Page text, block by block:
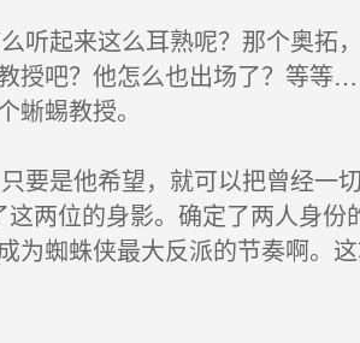
听起来这么耳熟呢？那个奥拓
授吧？他怎么也出场了？等
蜴教授。
要是他希望，就可以把曾经一
两位的身影。确定了两人身份
蜘蛛侠最大反派的节奏啊。